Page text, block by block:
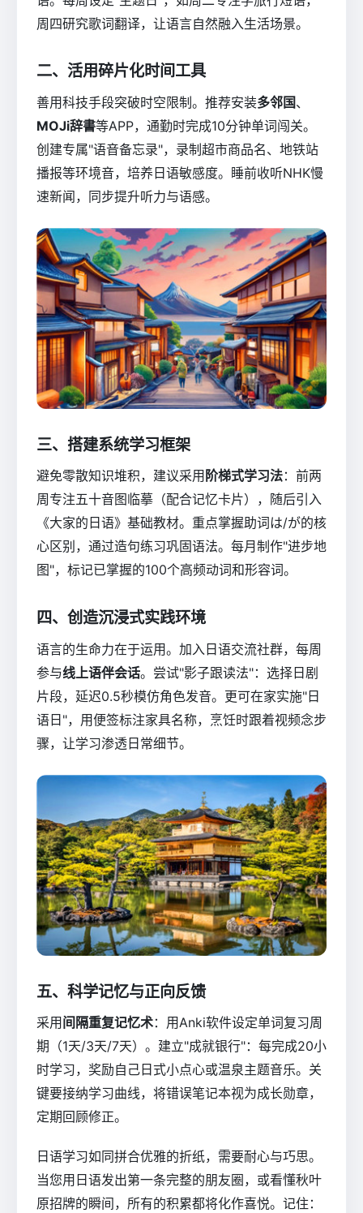
周四研究歌词翻译，让语言自然融入生活场景。
二、活用碎片化时间工具
善用科技手段突破时空限制。推荐安装多邻国、
MOJi辞書等APP，通勤时完成10分钟单词闯关。
创建专属"语音备忘录"，录制超市商品名、地铁站
播报等环境音，培养日语敏感度。睡前收听NHK慢
速新闻，同步提升听力与语感。
三、搭建系统学习框架
避免零散知识堆积，建议采用 阶梯式学习法：前两
周专注五十音图临摹（配合记忆卡片），随后引入
《大家的日语》基础教材。重点掌握助词は/が的核
心区别，通过造句练习巩固语法。每月制作"进步地
图"，标记已掌握的100个高频动词和形容词。
四、创造沉浸式实践环境
语言的生命力在于运用。加入日语交流社群，每周
参与线上语伴会话。尝试"影子跟读法"：选择日剧
片段，延迟0.5秒模仿角色发音。更可在家实施"日
语日"，用便签标注家具名称，烹饪时跟着视频念步
骤，让学习渗透日常细节。
五、科学记忆与正向反馈
采用 间隔重复记忆术：用Anki软件设定单词复习周
期（1天/3天/7天）。建立"成就银行"：每完成20小
时学习，奖励自己日式小点心或温泉主题音乐。关
键要接纳学习曲线，将错误笔记本视为成长勋章，
定期回顾修正。
日语学习如同拼合优雅的折纸，需要耐心与巧思。
当您用日语发出第一条完整的朋友圈，或看懂秋叶
原招牌的瞬间，所有的积累都将化作喜悦。记住：